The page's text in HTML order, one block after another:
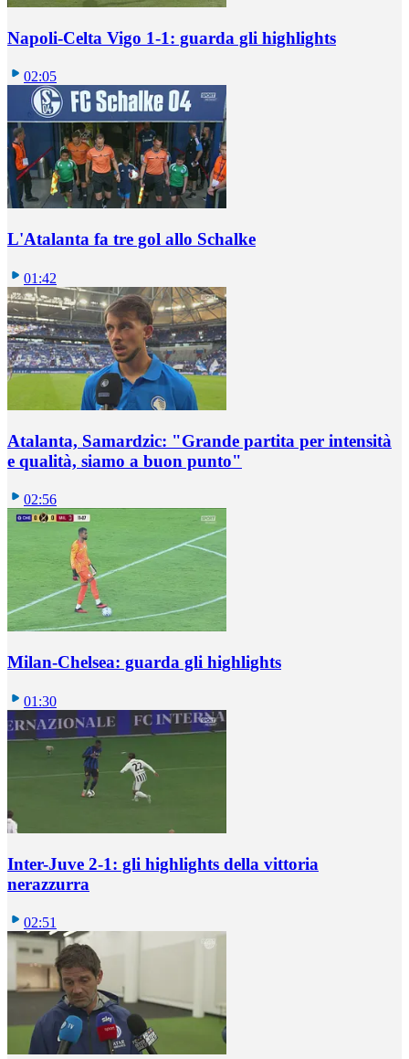
Napoli-Celta Vigo 1-1: guarda gli highlights
02:05
L'Atalanta fa tre gol allo Schalke
01:42
Atalanta, Samardzic: "Grande partita per intensità
e qualità, siamo a buon punto"
02:56
Milan-Chelsea: guarda gli highlights
01:30
Inter-Juve 2-1: gli highlights della vittoria
nerazzurra
02:51